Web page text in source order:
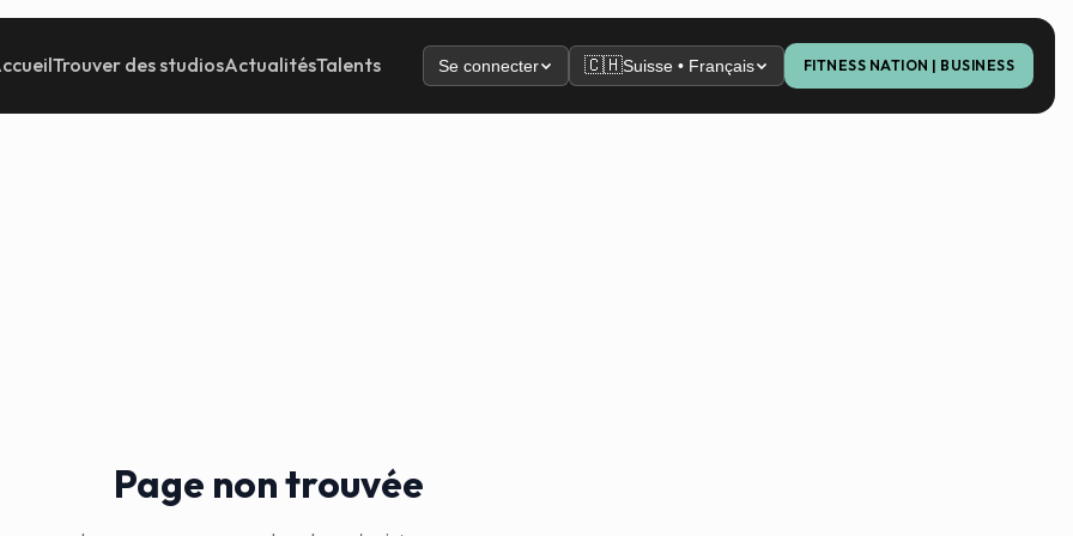
Trouver des studiosActualitésTalents Se connecter 🇨🇭Suisse • Français FITNESS NATION | BUSINESS
Page non trouvée